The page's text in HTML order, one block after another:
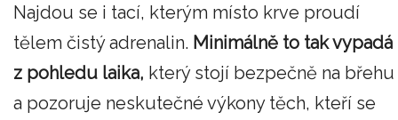
Najdou se i tací, kterým místo krve proudí
tělem čistý adrenalin. Minimálně to tak vypadá
z pohledu laika, který stojí bezpečně na břehu
a pozoruje neskutečné výkony těch, kteří se